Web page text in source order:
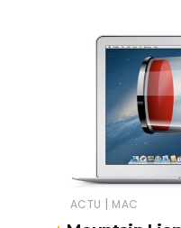
ACTU | MAC